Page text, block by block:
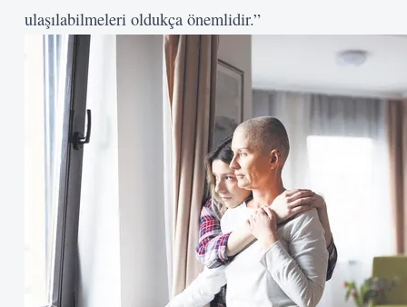
ulaşılabilmeleri oldukça önemlidir.”